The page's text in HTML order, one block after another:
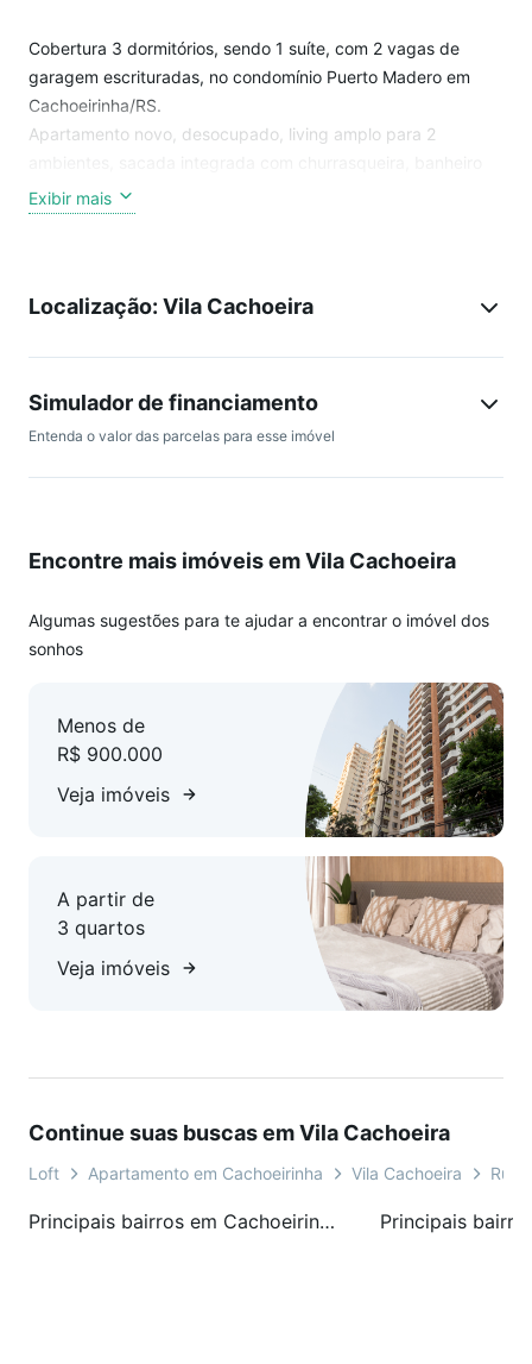
Cobertura 3 dormitórios, sendo 1 suíte, com 2 vagas de
garagem escrituradas, no condomínio Puerto Madero em
Cachoeirinha/RS.
Apartamento novo, desocupado, living amplo para 2
social, cozinha americana e área de serviço.
Imóvel em andar alto, silencioso e bem arejado.
Localização estratégica, próximo à Avenida principal de
Para maiores informações e visitas, entre em contato com o
corretor licenciado, whatsapp ao lado.
Exibir mais
Localização: Vila Cachoeira
Simulador de financiamento
Entenda o valor das parcelas para esse imóvel
Encontre mais imóveis em Vila Cachoeira
Algumas sugestões para te ajudar a encontrar o imóvel dos
sonhos
Menos de
R$ 900.000
Veja imóveis
A partir de
3 quartos
Veja imóveis
Continue suas buscas em Vila Cachoeira
Loft Apartamento em Cachoeirinha Vila Cachoeira Rua
Principais bairros em Cachoeirinha, RS